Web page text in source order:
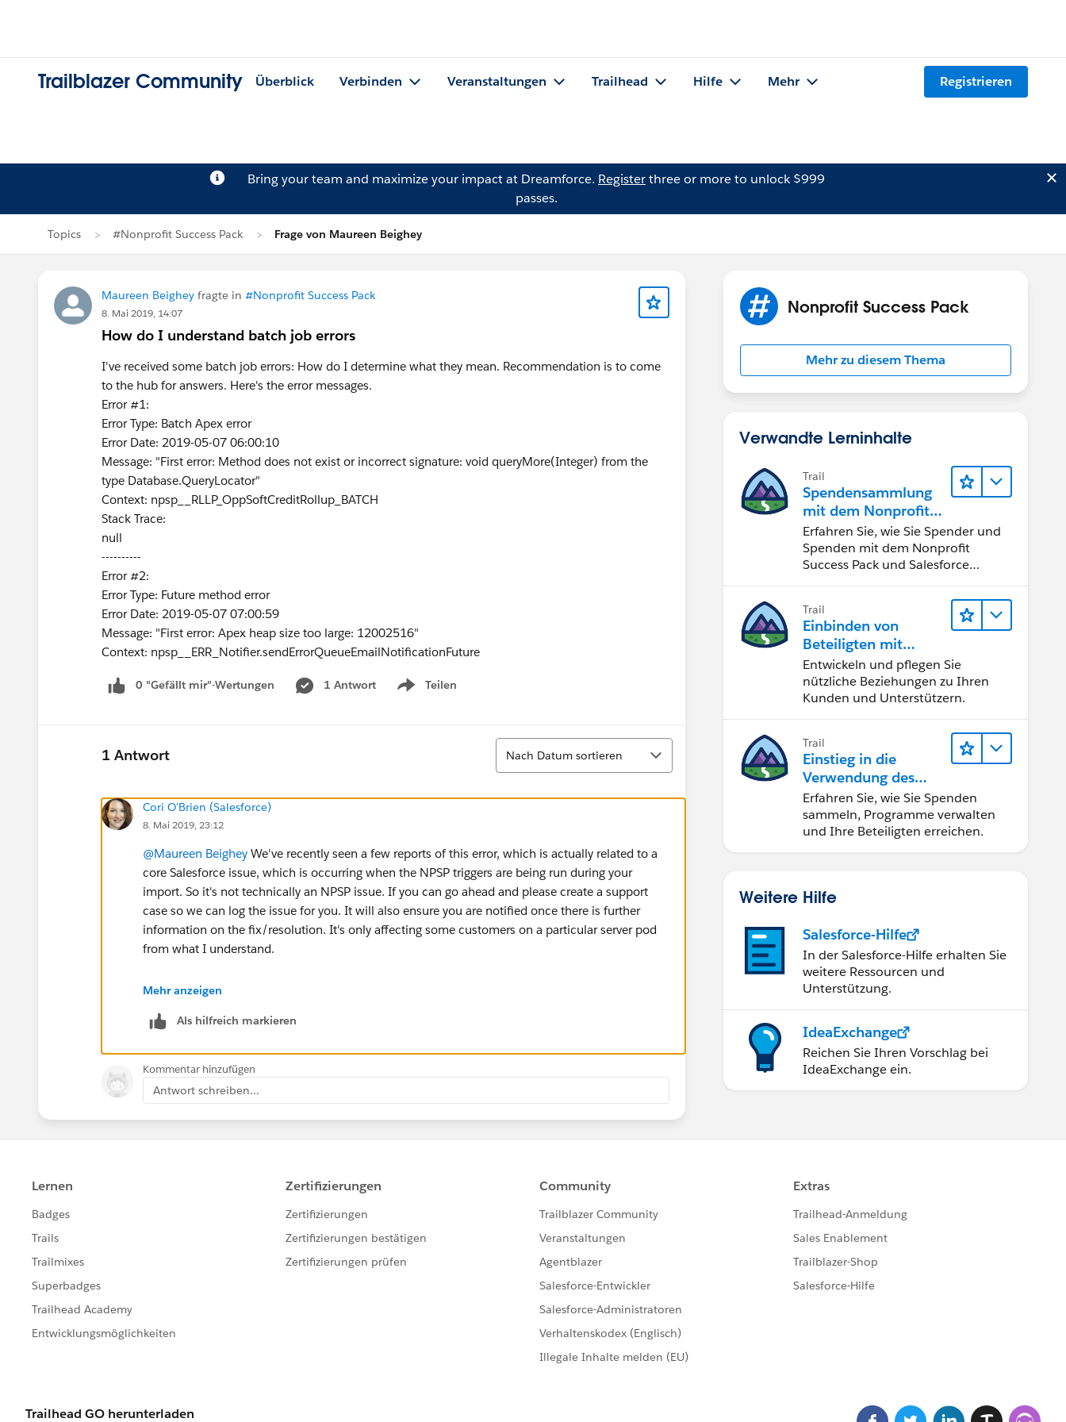
Trailblazer Community Überblick Verbinden Veranstaltungen Trailhead Hilfe Mehr Registrieren
Bring your team and maximize your impact at Dreamforce. Registerthree or more to unlock $999
passes.
Topics #Nonprofit Success Pack Frage von Maureen Beighey
Maureen Beighey fragte in #Nonprofit Success Pack
8. Mai 2019, 14:07
How do I understand batch job errors
I've received some batch job errors: How do I determine what they mean. Recommendation is to come
to the hub for answers. Here's the error messages.
Error #1:
Error Type: Batch Apex error
Error Date: 2019-05-07 06:00:10
Message: "First error: Method does not exist or incorrect signature: void queryMore(Integer) from the
type Database.QueryLocator"
Context: npsp__RLLP_OppSoftCreditRollup_BATCH
Stack Trace:
null
----------
Error #2:
Error Type: Future method error
Error Date: 2019-05-07 07:00:59
Message: "First error: Apex heap size too large: 12002516"
Context: npsp__ERR_Notifier.sendErrorQueueEmailNotificationFuture
0 "Gefällt mir"-Wertungen 1 Antwort Teilen
Show menu
1 Antwort
Sortieren
Nach Datum sortieren
Cori O'Brien (Salesforce)
8. Mai 2019, 23:12
@Maureen Beighey ​ We've recently seen a few reports of this error, which is actually related to a
core Salesforce issue, which is occurring when the NPSP triggers are being run during your
import. So it's not technically an NPSP issue. If you can go ahead and please create a support
case so we can log the issue for you. It will also ensure you are notified once there is further
information on the fix/resolution. It's only affecting some customers on a particular server pod
from what I understand.
When you create the case, please ask that it be transferred to
Create-a-Technical-Support-Case-with-Salesforce-Support
Mehr anzeigen
Als hilfreich markieren
Kommentar hinzufügen
Antwort schreiben...
Nonprofit Success Pack
Mehr zu diesem Thema
Verwandte Lerninhalte
Trail
Spendensammlung
mit dem Nonprofit
Success Pack
Erfahren Sie, wie Sie Spender und
Spenden mit dem Nonprofit
Success Pack und Salesforce
Trail
Einbinden von
Beteiligten mit
Nonprofit Success
Pack
Entwickeln und pflegen Sie
nützliche Beziehungen zu Ihren
Kunden und Unterstützern.
Trail
Einstieg in die
Verwendung des
Nonprofit Success
Pack
Erfahren Sie, wie Sie Spenden
sammeln, Programme verwalten
und Ihre Beteiligten erreichen.
Weitere Hilfe
Salesforce-Hilfe
In der Salesforce-Hilfe erhalten Sie
weitere Ressourcen und
Unterstützung.
IdeaExchange
Reichen Sie Ihren Vorschlag bei
IdeaExchange ein.